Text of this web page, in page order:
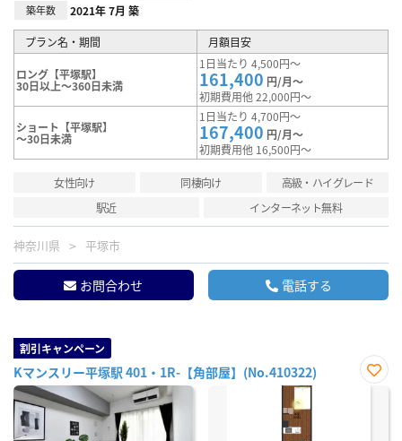
築年数 2021年 7月 築
プラン名・期間 月額目安
ロング【平塚駅】
30日以上～360日未満
1日当たり 4,500円～
161,400 円/月～
初期費用他 22,000円～
ショート【平塚駅】
～30日未満
1日当たり 4,700円～
167,400 円/月～
初期費用他 16,500円～
女性向け 同棲向け
高級・ハイグレード
駅近
インターネット無料
神奈川県 平塚市
お問合わせ 電話する
割引キャンペーン
Kマンスリー平塚駅 401・1R-【角部屋】(No.410322)
お気